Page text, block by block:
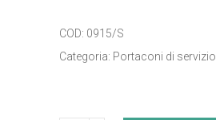
COD: 0915/S
Categoria: Portaconi di servizio